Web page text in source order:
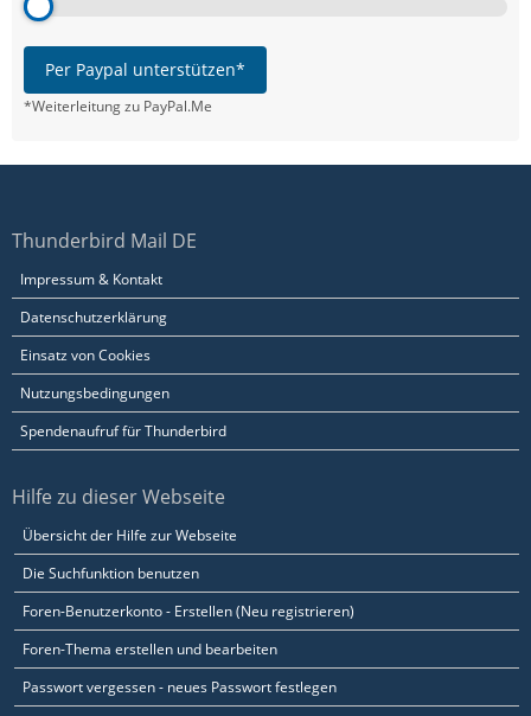
Per Paypal unterstützen*
*Weiterleitung zu PayPal.Me
Thunderbird Mail DE
Impressum & Kontakt
Datenschutzerklärung
Einsatz von Cookies
Nutzungsbedingungen
Spendenaufruf für Thunderbird
Hilfe zu dieser Webseite
Übersicht der Hilfe zur Webseite
Die Suchfunktion benutzen
Foren-Benutzerkonto - Erstellen (Neu registrieren)
Foren-Thema erstellen und bearbeiten
Passwort vergessen - neues Passwort festlegen